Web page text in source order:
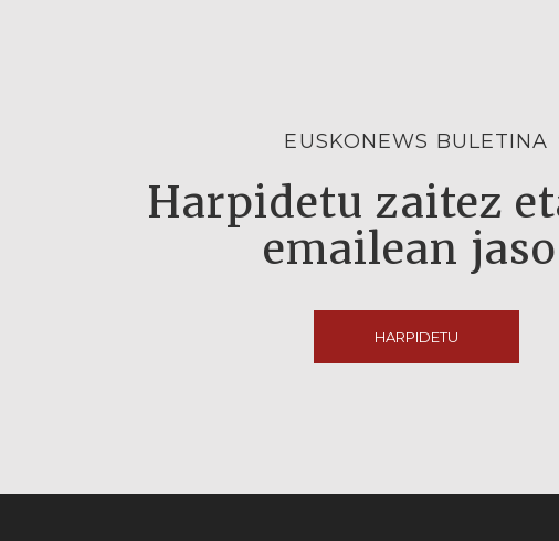
EUSKONEWS BULETINA
Harpidetu zaitez
emailean
HARPIDETU